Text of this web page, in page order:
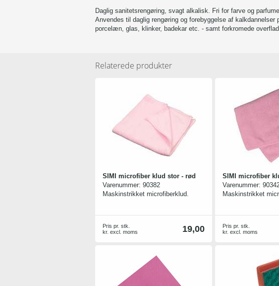
Daglig sanitetsrengøring, svagt alkalisk. Fri for farve og
Anvendes til daglig rengøring og forebyggelse af
porcelæn, glas, klinker, badekar etc. - samt forkromede
Relaterede produkter
SIMI microfiber klud stor - rød
Varenummer: 90382
Maskinstrikket microfiberklud.
19,00
Pris pr. stk.
kr. excl. moms
SIMI microfiber
Varenummer:
Maskinstrikket
Pris pr. stk.
kr. excl. moms